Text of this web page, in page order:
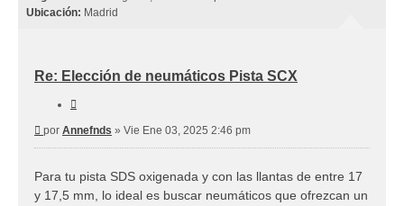
Ubicación: Madrid
Re: Elección de neumáticos Pista SCX
Mensaje
por Annefnds » Vie Ene 03, 2025 2:46 pm
Para tu pista SDS oxigenada y con las llantas de entre 17
y 17,5 mm, lo ideal es buscar neumáticos que ofrezcan un